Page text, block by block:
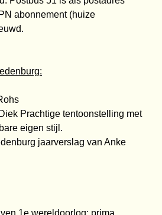
abonnement (huize
Prachtige tentoonstelling met
eigen stijl.
jaarverslag van Anke
1e wereldoorlog; prima